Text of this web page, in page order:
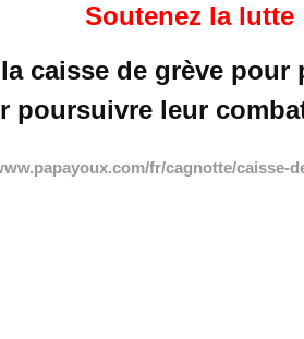
Soutenez la lutte
caisse de grève pour
poursuivre leur
fr/cagnotte/caisse-